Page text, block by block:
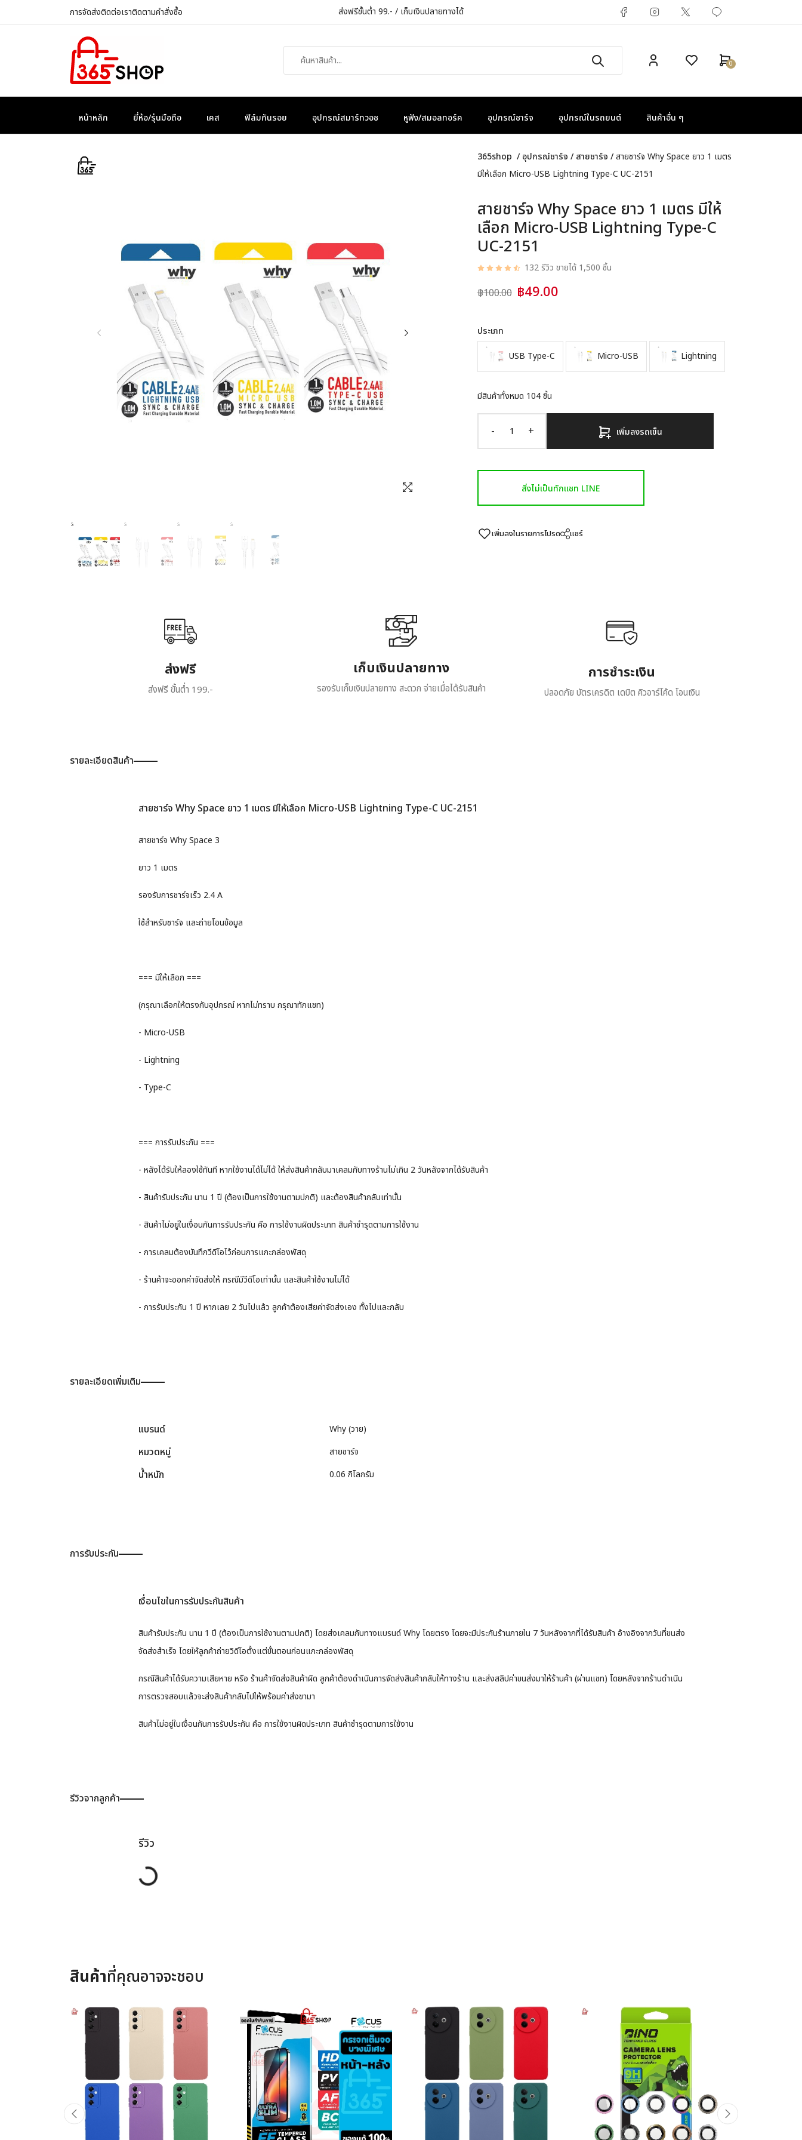
การจัดส่งติดต่อเราติดตามคำสั่งซื้อ ส่งฟรีขั้นต่ำ 99.- / เก็บเงินปลายทางได้
0
หน้าหลัก ยี่ห้อ/รุ่นมือถือ เคส ฟิล์มกันรอย อุปกรณ์สมาร์ทวอช หูฟัง/สมอลทอร์ค อุปกรณ์ชาร์จ อุปกรณ์ในรถยนต์ สินค้าอื่น ๆ
365shop / อุปกรณ์ชาร์จ / สายชาร์จ / สายชาร์จ Why Space ยาว 1 เมตร
มีให้เลือก Micro-USB Lightning Type-C UC-2151
สายชาร์จ Why Space ยาว 1 เมตร มีให้
เลือก Micro-USB Lightning Type-C
UC-2151
132 รีวิว ขายได้ 1,500 ชิ้น
฿100.00 ฿49.00
ประเภท
USB Type-C Micro-USB Lightning
มีสินค้าทั้งหมด 104ชิ้น
- + เพิ่มลงรถเข็น
สั่งไม่เป็นทักแชท LINE
เพิ่มลงในรายการโปรด แชร์
ส่งฟรี
ส่งฟรี ขั้นต่ำ 199.-
เก็บเงินปลายทาง
รองรับเก็บเงินปลายทาง สะดวก จ่ายเมื่อได้รับสินค้า
การชำระเงิน
ปลอดภัย บัตรเครดิต เดบิต คิวอาร์โค้ด โอนเงิน
รายละเอียดสินค้า
สายชาร์จ Why Space ยาว 1 เมตร มีให้เลือก Micro-USB Lightning Type-C UC-2151
สายชาร์จ Why Space 3
ยาว 1 เมตร
รองรับการชาร์จเร็ว 2.4 A
ใช้สำหรับชาร์จ และถ่ายโอนข้อมูล
=== มีให้เลือก ===
(กรุณาเลือกให้ตรงกับอุปกรณ์ หากไม่ทราบ กรุณาทักแชท)
- Micro-USB
- Lightning
- Type-C
=== การรับประกัน ===
- หลังได้รับให้ลองใช้ทันที หากใช้งานได้ไม่ได้ ให้ส่งสินค้ากลับมาเคลมกับทางร้านไม่เกิน 2 วันหลังจากได้รับสินค้า
- สินค้ารับประกัน นาน 1 ปี (ต้องเป็นการใช้งานตามปกติ) และต้องสินค้ากลับเท่านั้น
- สินค้าไม่อยู่ในเงื่อนกันการรับประกัน คือ การใช้งานผิดประเภท สินค้าชำรุดตามการใช้งาน
- การเคลมต้องบันทึกวีดีโอไว้ก่อนการแกะกล่องพัสดุ
- ร้านค้าจะออกค่าจัดส่งให้ กรณีมีวีดีโอเท่านั้น และสินค้าใช้งานไม่ได้
- การรับประกัน 1 ปี หากเลย 2 วันไปแล้ว ลูกค้าต้องเสียค่าจัดส่งเอง ทั้งไปและกลับ
รายละเอียดเพิ่มเติม
แบรนด์ Why (วาย)
หมวดหมู่ สายชาร์จ
น้ำหนัก 0.06 กิโลกรัม
การรับประกัน
เงื่อนไขในการรับประกันสินค้า
สินค้ารับประกัน นาน 1 ปี (ต้องเป็นการใช้งานตามปกติ) โดยส่งเคลมกับทางแบรนด์ Why โดยตรง โดยจะมีประกันร้านภายใน 7 วันหลังจากที่ได้รับสินค้า อ้างอิงจากวันที่ขนส่ง
จัดส่งสำเร็จ โดยให้ลูกค้าถ่ายวิดีโอตั้งแต่ขั้นตอนก่อนแกะกล่องพัสดุ
กรณีสินค้าได้รับความเสียหาย หรือ ร้านค้าจัดส่งสินค้าผิด ลูกค้าต้องดำเนินการจัดส่งสินค้ากลับให้ทางร้าน และส่งสลิปค่าขนส่งมาให้ร้านค้า (ผ่านแชท) โดยหลังจากร้านดำเนิน
การตรวจสอบแล้วจะส่งสินค้ากลับไปให้พร้อมค่าส่งขามา
สินค้าไม่อยู่ในเงื่อนกันการรับประกัน คือ การใช้งานผิดประเภท สินค้าชำรุดตามการใช้งาน
รีวิวจากลูกค้า
รีวิว
Loading...
สินค้าที่คุณอาจจะชอบ